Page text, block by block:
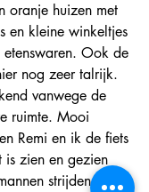
oranje huizen met
en kleine winkeltjes
etenswaren. Ook de
nog zeer talrijk.
vanwege de
ruimte. Mooi
Remi en ik de fiets
is zien en gezien
strijden om